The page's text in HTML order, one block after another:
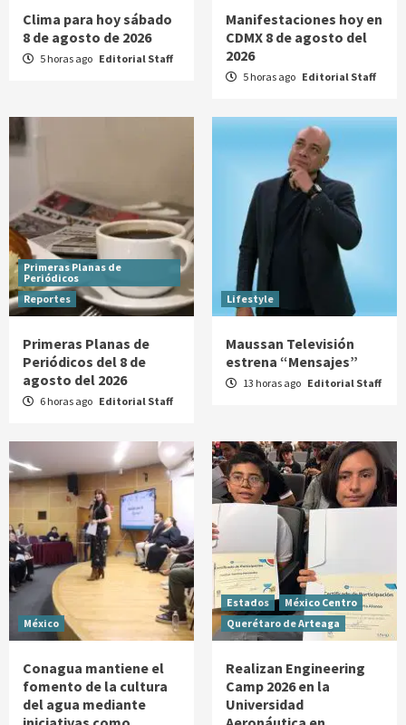
Clima para hoy sábado
8 de agosto de 2026
5 horas ago Editorial Staff
Manifestaciones hoy en
CDMX 8 de agosto del
2026
5 horas ago Editorial Staff
Primeras Planas de
Periódicos
Reportes
Primeras Planas de
Periódicos del 8 de
agosto del 2026
6 horas ago Editorial Staff
Lifestyle
Maussan Televisión
estrena “Mensajes”
13 horas ago Editorial Staff
México
Conagua mantiene el
fomento de la cultura
del agua mediante
Estados
México Centro
Querétaro de Arteaga
Realizan Engineering
Camp 2026 en la
Universidad